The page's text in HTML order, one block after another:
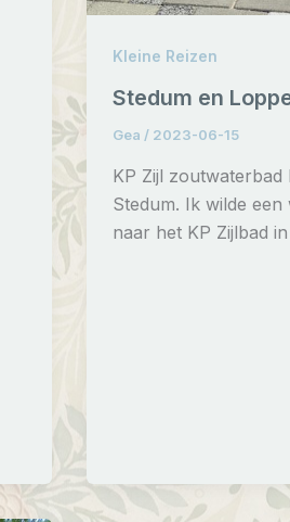
Kleine Reizen
Stedum en
Gea / 2023-06-15
KP Zijl
Stedum. Ik wilde een
naar het KP Zijlbad in